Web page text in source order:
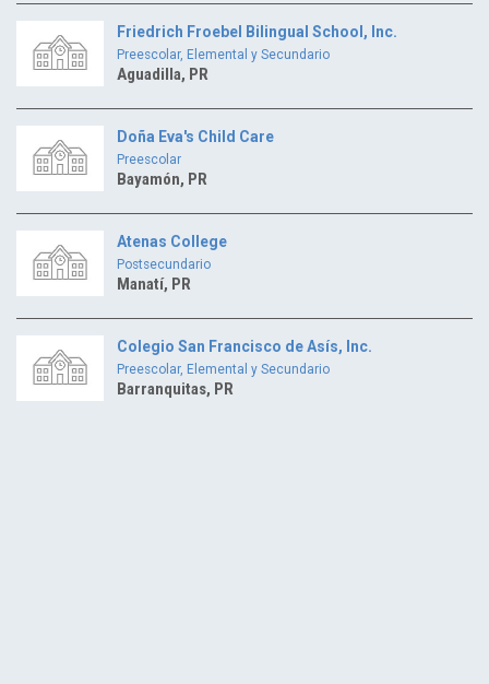
Friedrich Froebel Bilingual School, Inc.
Preescolar, Elemental y Secundario
Aguadilla, PR
Doña Eva's Child Care
Preescolar
Bayamón, PR
Atenas College
Postsecundario
Manatí, PR
Colegio San Francisco de Asís, Inc.
Preescolar, Elemental y Secundario
Barranquitas, PR